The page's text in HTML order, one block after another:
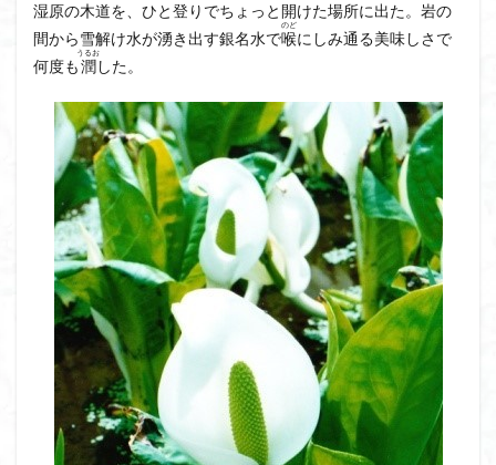
湿原の木道を、ひと登りでちょっと開けた場所に出た。岩の
間から雪解け水が湧き出す銀名水で喉
のど
にしみ通る美味しさで
何度も潤
うるお
した。